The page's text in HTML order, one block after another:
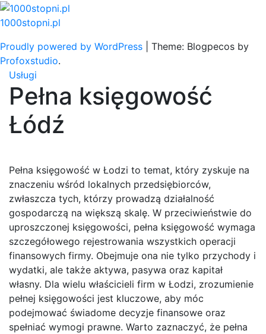
Skip
to
1000stopni.pl
Proudly powered by WordPress
Theme: Blogpecos by
Profoxstudio.
Usługi
Pełna księgowość
Łódź
Pełna księgowość w Łodzi to temat, który zyskuje na
znaczeniu wśród lokalnych przedsiębiorców,
zwłaszcza tych, którzy prowadzą działalność
gospodarczą na większą skalę. W przeciwieństwie do
uproszczonej księgowości, pełna księgowość wymaga
szczegółowego rejestrowania wszystkich operacji
finansowych firmy. Obejmuje ona nie tylko przychody i
wydatki, ale także aktywa, pasywa oraz kapitał
własny. Dla wielu właścicieli firm w Łodzi, zrozumienie
pełnej księgowości jest kluczowe, aby móc
podejmować świadome decyzje finansowe oraz
spełniać wymogi prawne. Warto zaznaczyć, że pełna